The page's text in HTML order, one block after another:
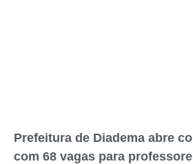
Prefeitura de Diadema abre
com 68 vagas para